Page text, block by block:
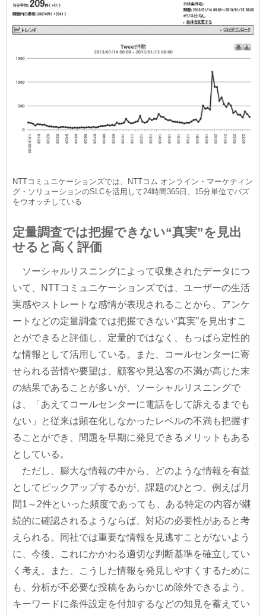
NTTコミュニケーションズでは、NTTコム オンライン・マーケティン
グ・ソリューションのSLCを活用して24時間365日、15分単位でバズ
をウオッチしている
定量調査では把握できない“真実”を見出
せると高く評価
ソーシャルリスニングによって収集されたデータにつ
いて、NTTコミュニケーションズでは、ユーザーの生活
実感やストレートな感情が表現されることから、アンケ
ートなどの定量調査では把握できない“真実”を見出すこ
とができると評価し、定量的ではなく、もっぱら定性的
な情報として活用している。また、コールセンターに寄
せられる苦情や要望は、顧客や見込客の不満が高じた末
の結果であることが多いが、ソーシャルリスニングで
は、「あえてコールセンターに電話をして訴えるまでも
ない」と従来は顕在化しなかったレベルの不満も把握す
ることができ、問題を早期に発見できるメリットもある
としている。
ただし、膨大な情報の中から、どのような情報を有益
としてピックアップするかが、課題のひとつ。例えば月
間1～2件といった頻度であっても、ある特定の内容が継
続的に確認されるようならば、対応の必要性があると考
えられる。同社では重要な情報を見逃すことがないよう
に、今後、これにかかわる適切な判断基準を確立してい
く考え。また、こうした情報を発見しやすくするために
も、分析が不必要な投稿をあらかじめ除外できるよう、
キーワードに条件設定を付加するなどの知見を蓄えてい